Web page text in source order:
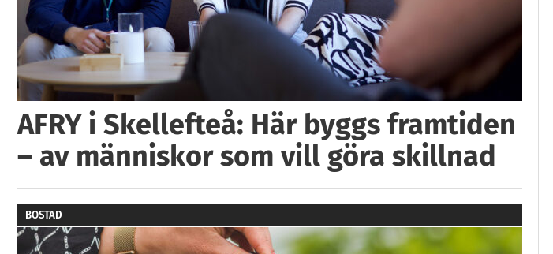
AFRY i Skellefteå: Här byggs framtiden
– av människor som vill göra skillnad
BOSTAD